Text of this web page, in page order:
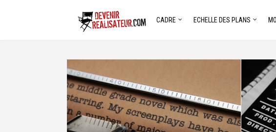
CADRE ECHELLE DES PLANS